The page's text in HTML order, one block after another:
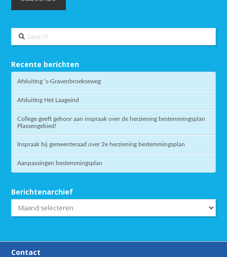
Search
Recente berichten
Afsluiting ‘s-Gravenbroekseweg
Afsluiting Het Laageind
College geeft gehoor aan inspraak over de herziening bestemmingsplan
Plassengebied!
Inspraak bij gemeenteraad over 2e herziening bestemmingsplan
Aanpassingen bestemmingsplan
Berichtenarchief
Contact